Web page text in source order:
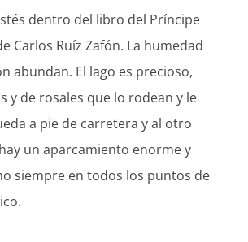
dentro del libro del Príncipe
Carlos Ruíz Zafón. La humedad
abundan. El lago es precioso,
y de rosales que lo rodean y le
a pie de carretera y al otro
un aparcamiento enorme y
siempre en todos los puntos de